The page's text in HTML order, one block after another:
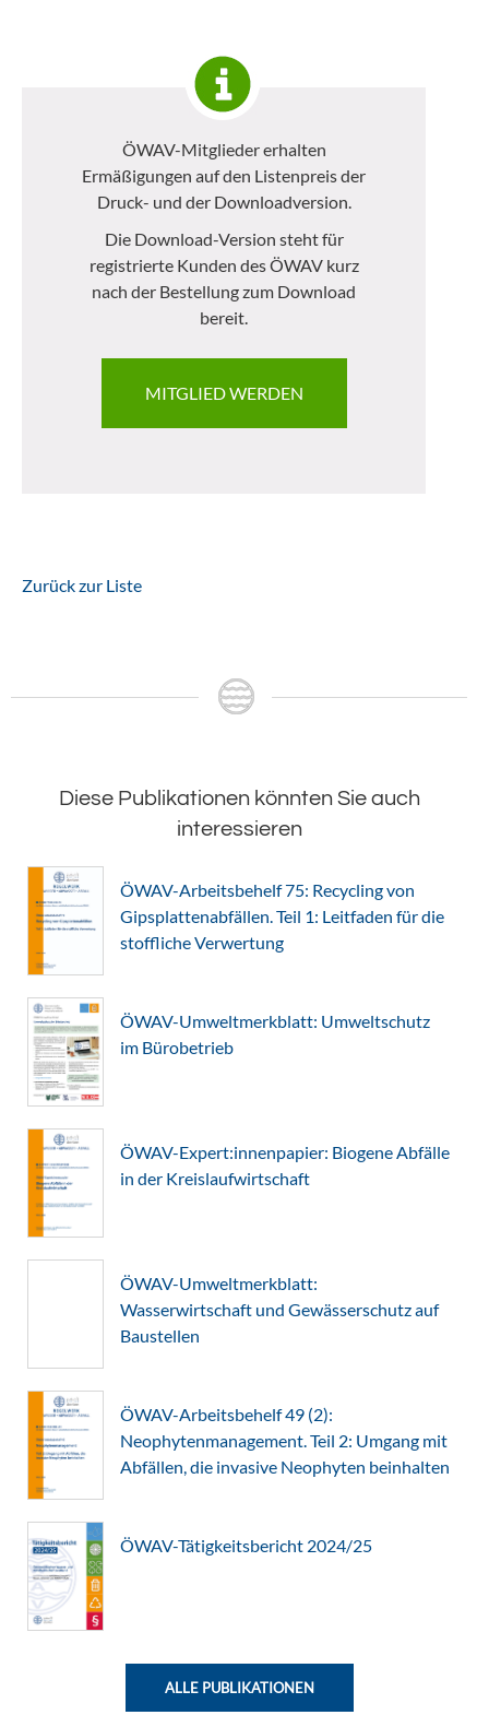
ÖWAV-Mitglieder erhalten
Ermäßigungen auf den Listenpreis der
Druck- und der Downloadversion.
Die Download-Version steht für
registrierte Kunden des ÖWAV kurz
nach der Bestellung zum Download
bereit.
MITGLIED WERDEN
Zurück zur Liste
Diese Publikationen könnten Sie auch
interessieren
ÖWAV-Arbeitsbehelf 75: Recycling von
Gipsplattenabfällen. Teil 1: Leitfaden für die
stoffliche Verwertung
ÖWAV-Umweltmerkblatt: Umweltschutz
im Bürobetrieb
ÖWAV-Expert:innenpapier: Biogene Abfälle
in der Kreislaufwirtschaft
ÖWAV-Umweltmerkblatt:
Wasserwirtschaft und Gewässerschutz auf
Baustellen
ÖWAV-Arbeitsbehelf 49 (2):
Neophytenmanagement. Teil 2: Umgang mit
Abfällen, die invasive Neophyten beinhalten
ÖWAV-Tätigkeitsbericht 2024/25
ALLE PUBLIKATIONEN